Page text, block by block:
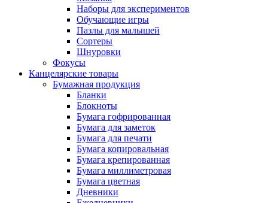
Наборы для экспериментов
Обучающие игры
Пазлы для малышей
Сортеры
Шнуровки
Фокусы
Канцелярские товары
Бумажная продукция
Бланки
Блокноты
Бумага гофрированная
Бумага для заметок
Бумага для печати
Бумага копировальная
Бумага крепированная
Бумага миллиметровая
Бумага цветная
Дневники